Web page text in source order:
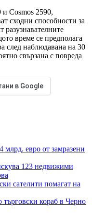
и Cosmos 2590,
сходни способности за
разузнавателните
време се предполага
след наблюдавана на 30
свързана с повреда
в Google
евро от замразени
123 недвижими
сателити помагат на
кораб в Черно